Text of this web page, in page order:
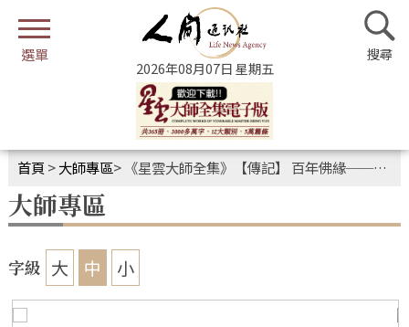
2026年08月07日 星期五
首頁 >大師專區> 《星雲大師全集》【傳記】 百年佛緣──文教篇．我「編藏」的因緣6-3
大師專區
字級 大 中 小